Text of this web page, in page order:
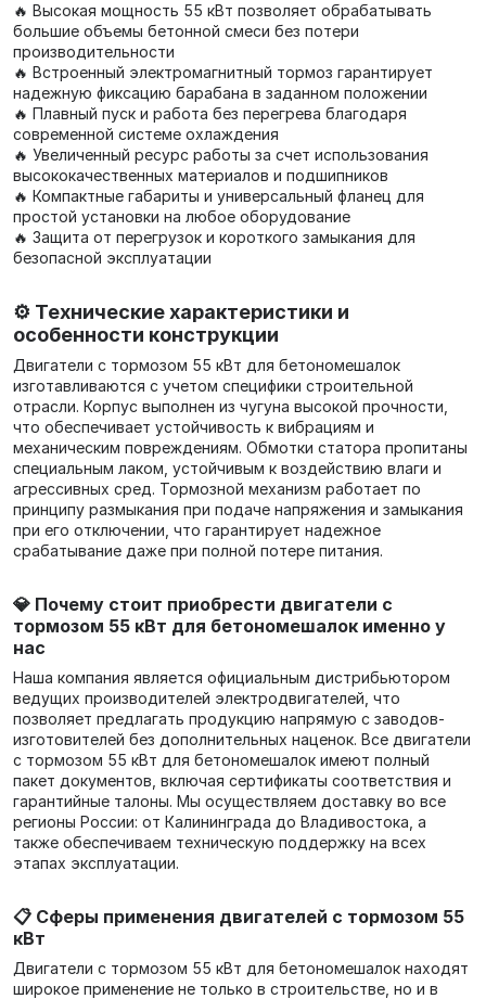
🔥 Высокая мощность 55 кВт позволяет обрабатывать
большие объемы бетонной смеси без потери
производительности
🔥 Встроенный электромагнитный тормоз гарантирует
надежную фиксацию барабана в заданном положении
🔥 Плавный пуск и работа без перегрева благодаря
современной системе охлаждения
🔥 Увеличенный ресурс работы за счет использования
высококачественных материалов и подшипников
🔥 Компактные габариты и универсальный фланец для
простой установки на любое оборудование
🔥 Защита от перегрузок и короткого замыкания для
безопасной эксплуатации
⚙️ Технические характеристики и
особенности конструкции
Двигатели с тормозом 55 кВт для бетономешалок
изготавливаются с учетом специфики строительной
отрасли. Корпус выполнен из чугуна высокой прочности,
что обеспечивает устойчивость к вибрациям и
механическим повреждениям. Обмотки статора пропитаны
специальным лаком, устойчивым к воздействию влаги и
агрессивных сред. Тормозной механизм работает по
принципу размыкания при подаче напряжения и замыкания
при его отключении, что гарантирует надежное
срабатывание даже при полной потере питания.
💎 Почему стоит приобрести двигатели с
тормозом 55 кВт для бетономешалок именно у
нас
Наша компания является официальным дистрибьютором
ведущих производителей электродвигателей, что
позволяет предлагать продукцию напрямую с заводов-
изготовителей без дополнительных наценок. Все двигатели
с тормозом 55 кВт для бетономешалок имеют полный
пакет документов, включая сертификаты соответствия и
гарантийные талоны. Мы осуществляем доставку во все
регионы России: от Калининграда до Владивостока, а
также обеспечиваем техническую поддержку на всех
этапах эксплуатации.
📋 Сферы применения двигателей с тормозом 55
кВт
Двигатели с тормозом 55 кВт для бетономешалок находят
широкое применение не только в строительстве, но и в